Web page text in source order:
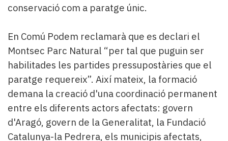
conservació com a paratge únic.
En Comú Podem reclamarà que es declari el
Montsec Parc Natural “per tal que puguin ser
habilitades les partides pressupostàries que el
paratge requereix”. Així mateix, la formació
demana la creació d'una coordinació permanent
entre els diferents actors afectats: govern
d'Aragó, govern de la Generalitat, la Fundació
Catalunya-la Pedrera, els municipis afectats,